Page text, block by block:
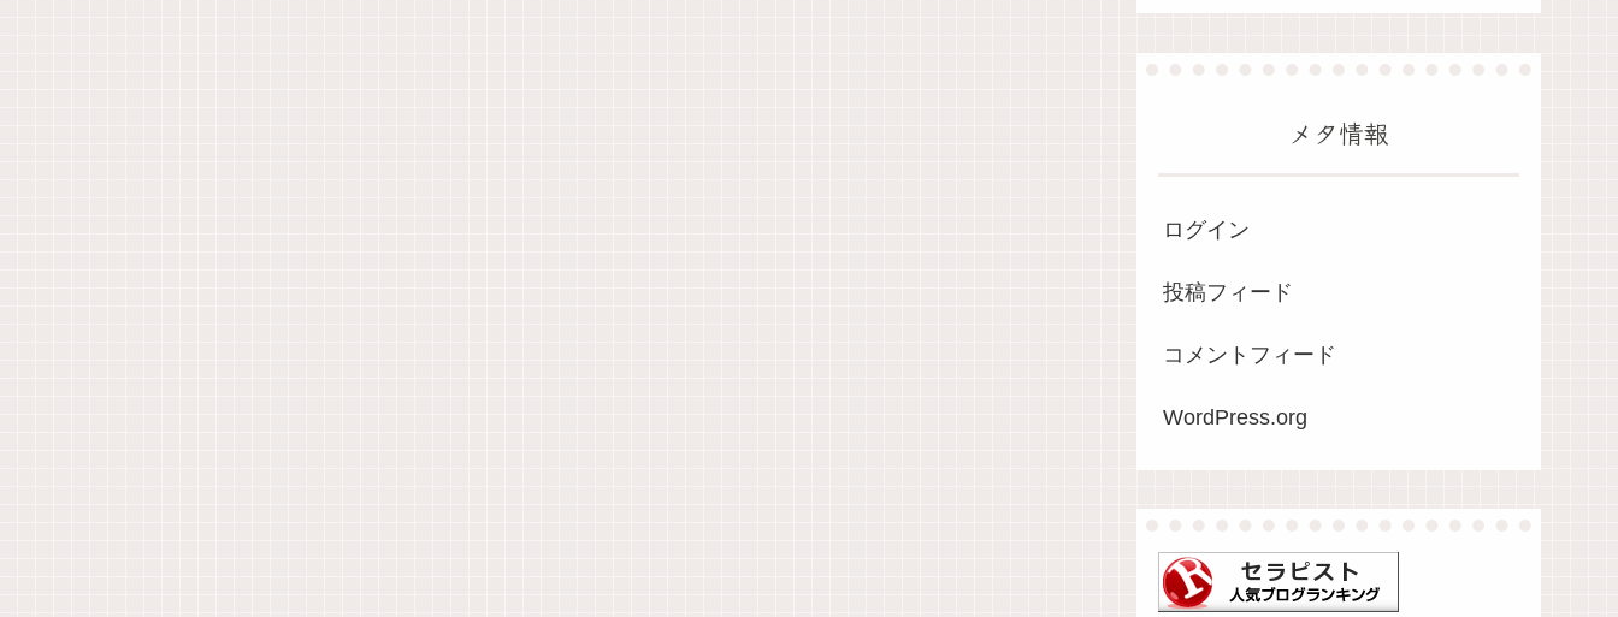
メタ情報
ログイン
投稿フィード
コメントフィード
WordPress.org